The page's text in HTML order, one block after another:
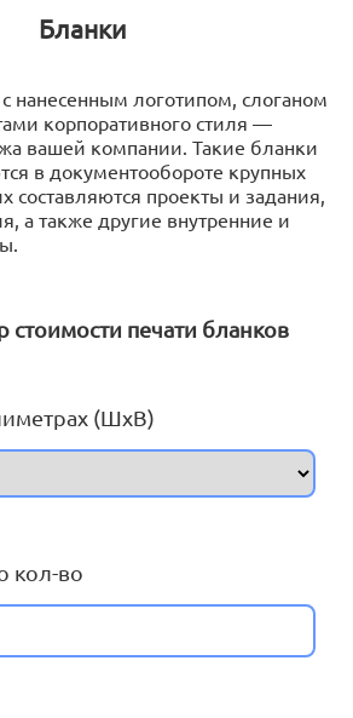
8:30 17:00
Бланки
нанесенным логотипом, слоганом
корпоративного стиля —
вашей компании. Такие бланки
в документообороте крупных
составляются проекты и задания,
а также другие внутренние и
стоимости печати бланков
(ШхВ)
кол-во